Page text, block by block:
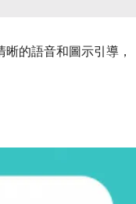
的語音和圖示引導，